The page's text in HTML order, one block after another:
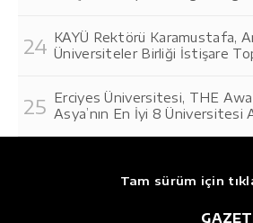
KAYÜ Rektörü Karamustafa,
Üniversiteler Birliği İstişare
Erciyes Üniversitesi, THE
Asya’nın En İyi 8 Üniversitesi
Tam sürüm için